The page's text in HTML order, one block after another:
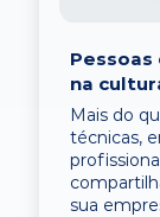
Pessoas
na
Mais do
técnicas,
sua